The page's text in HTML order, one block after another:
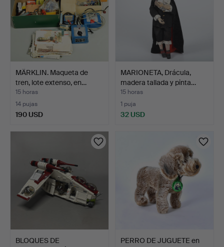
MÄRKLIN. Maqueta de
tren, lote extenso, en…
15 horas
14 pujas
190 USD
MARIONETA, Drácula,
madera tallada y pinta…
15 horas
1 puja
32 USD
BLOQUES DE
PERRO DE JUGUETE en